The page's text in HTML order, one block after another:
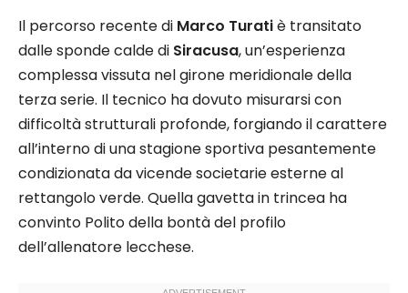
Il percorso recente di Marco Turatiè transitato
dalle sponde calde di Siracusa, un’esperienza
complessa vissuta nel girone meridionale della
terza serie. Il tecnico ha dovuto misurarsi con
difficoltà strutturali profonde, forgiando il carattere
all’interno di una stagione sportiva pesantemente
condizionata da vicende societarie esterne al
rettangolo verde. Quella gavetta in trincea ha
convinto Polito della bontà del profilo
dell’allenatore lecchese.